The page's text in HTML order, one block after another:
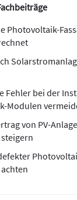
Photovoltaik-
Fehler bei der
Modulen
von PV-